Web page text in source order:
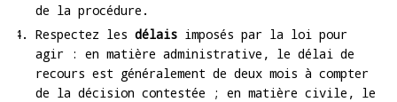
de la procédure.
Respectez les délais imposés par la loi pour
agir : en matière administrative, le délai de
recours est généralement de deux mois à compter
de la décision contestée ; en matière civile, le